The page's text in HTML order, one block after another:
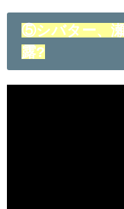
⑤シバター、
露?